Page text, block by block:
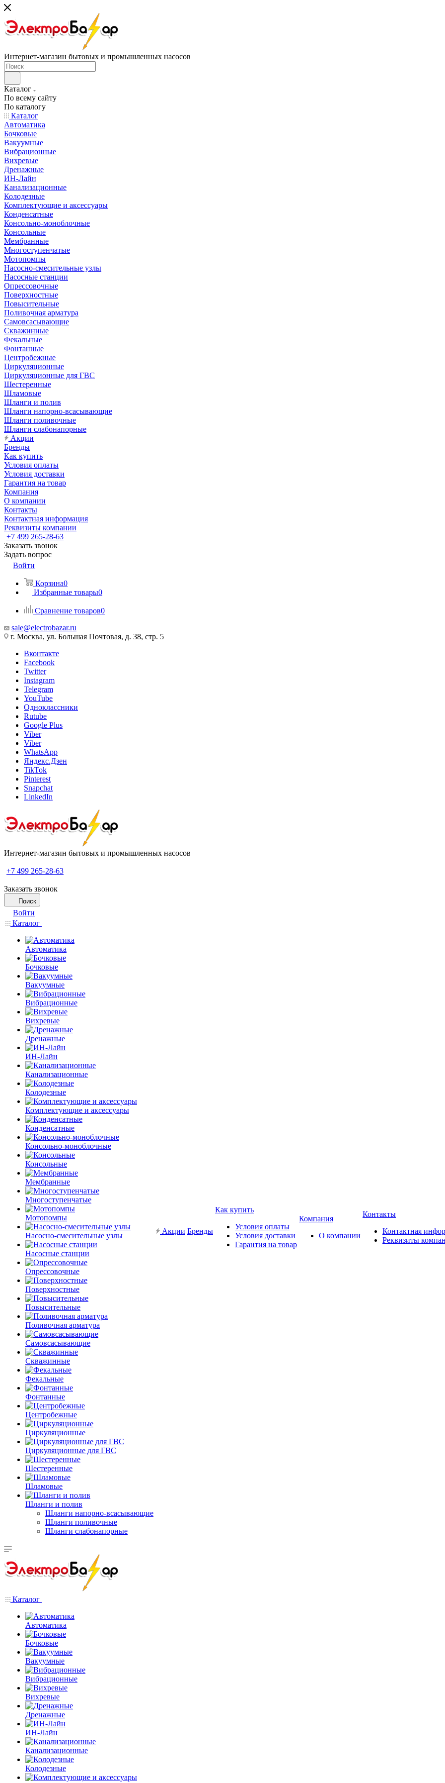
Интернет-магазин бытовых и промышленных насосов
Каталог
По всему сайту
По каталогу
Каталог
Автоматика
Бочковые
Вакуумные
Вибрационные
Вихревые
Дренажные
ИН-Лайн
Канализационные
Колодезные
Комплектующие и аксессуары
Конденсатные
Консольно-моноблочные
Консольные
Мембранные
Многоступенчатые
Мотопомпы
Насосно-смесительные узлы
Насосные станции
Опрессовочные
Поверхностные
Повысительные
Поливочная арматура
Самовсасывающие
Скважинные
Фекальные
Фонтанные
Центробежные
Циркуляционные
Циркуляционные для ГВС
Шестеренные
Шламовые
Шланги и полив
Шланги напорно-всасывающие
Шланги поливочные
Шланги слабонапорные
Акции
Бренды
Как купить
Условия оплаты
Условия доставки
Гарантия на товар
Компания
О компании
Контакты
Контактная информация
Реквизиты компании
+7 499 265-28-63
Заказать звонок
Задать вопрос
Войти
Корзина0
Избранные товары0
Сравнение товаров0
sale@electrobazar.ru
г. Москва, ул. Большая Почтовая, д. 38, стр. 5
Вконтакте
Facebook
Twitter
Instagram
Telegram
YouTube
Одноклассники
Rutube
Google Plus
Viber
Viber
WhatsApp
Яндекс.Дзен
TikTok
Pinterest
Snapchat
LinkedIn
Интернет-магазин бытовых и промышленных насосов
+7 499 265-28-63
Заказать звонок
Поиск
Войти
Каталог
Автоматика
Бочковые
Вакуумные
Вибрационные
Вихревые
Дренажные
ИН-Лайн
Канализационные
Колодезные
Комплектующие и аксессуары
Конденсатные
Консольно-моноблочные
Консольные
Мембранные
Многоступенчатые
Мотопомпы
Насосно-смесительные узлы
Насосные станции
Опрессовочные
Поверхностные
Повысительные
Поливочная арматура
Самовсасывающие
Скважинные
Фекальные
Фонтанные
Центробежные
Циркуляционные
Циркуляционные для ГВС
Шестеренные
Шламовые
Шланги и полив
Шланги напорно-всасывающие
Шланги поливочные
Шланги слабонапорные
Акции Бренды
Как купить
Условия оплаты
Условия доставки
Гарантия на товар
Компания
О компании
Контакты
Контактная
Реквизиты
Каталог
Автоматика
Бочковые
Вакуумные
Вибрационные
Вихревые
Дренажные
ИН-Лайн
Канализационные
Колодезные